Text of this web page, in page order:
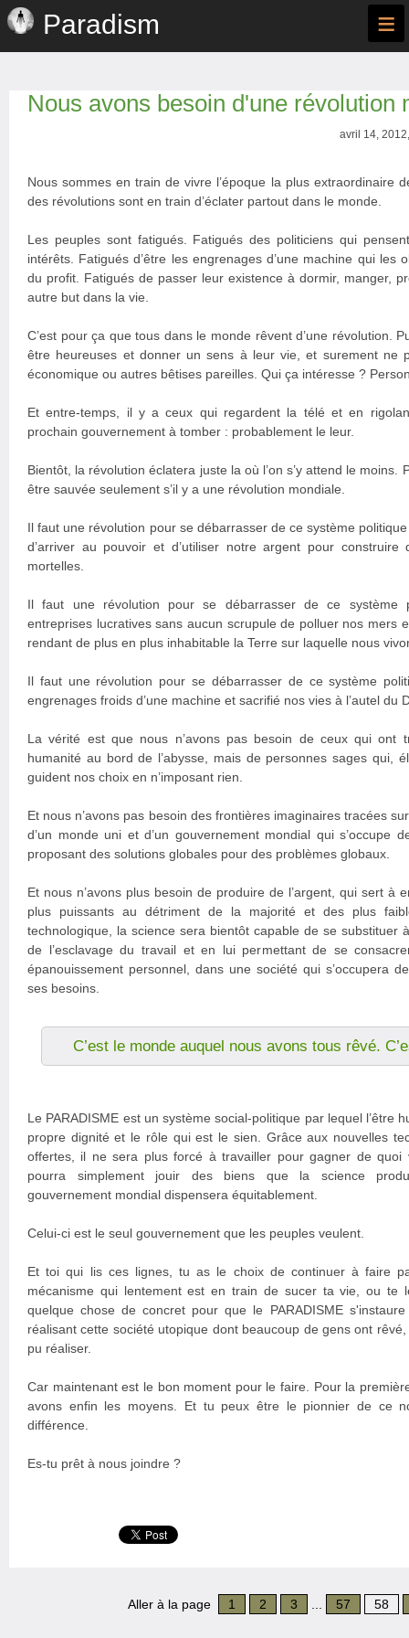
Paradism ≡
Nous avons besoin d'une révolution
avril 14,
Nous sommes en train de vivre l’époque la plus extraordinaire
des révolutions sont en train d’éclater partout dans le monde.
Les peuples sont fatigués. Fatigués des politiciens qui
intérêts. Fatigués d’être les engrenages d’une machine qui les
du profit. Fatigués de passer leur existence à dormir, manger,
autre but dans la vie.
C’est pour ça que tous dans le monde rêvent d’une révolution.
être heureuses et donner un sens à leur vie, et surement ne
économique ou autres bêtises pareilles. Qui ça intéresse ?
Et entre-temps, il y a ceux qui regardent la télé et en
prochain gouvernement à tomber : probablement le leur.
Bientôt, la révolution éclatera juste la où l’on s’y attend le moins.
être sauvée seulement s’il y a une révolution mondiale.
Il faut une révolution pour se débarrasser de ce système
d’arriver au pouvoir et d’utiliser notre argent pour
mortelles.
Il faut une révolution pour se débarrasser de ce système
entreprises lucratives sans aucun scrupule de polluer nos mers
rendant de plus en plus inhabitable la Terre sur laquelle nous
Il faut une révolution pour se débarrasser de ce système
engrenages froids d’une machine et sacrifié nos vies à l’autel du
La vérité est que nous n’avons pas besoin de ceux qui ont
humanité au bord de l’abysse, mais de personnes sages qui,
guident nos choix en n’imposant rien.
Et nous n’avons pas besoin des frontières imaginaires tracées
d’un monde uni et d’un gouvernement mondial qui s’occupe
proposant des solutions globales pour des problèmes globaux.
Et nous n’avons plus besoin de produire de l’argent, qui sert à
plus puissants au détriment de la majorité et des plus
technologique, la science sera bientôt capable de se substituer
de l’esclavage du travail et en lui permettant de se
épanouissement personnel, dans une société qui s’occupera
ses besoins.
C’est le monde auquel nous avons tous rêvé.
Le PARADISME est un système social-politique par lequel l’être
propre dignité et le rôle qui est le sien. Grâce aux nouvelles
offertes, il ne sera plus forcé à travailler pour gagner de quoi
pourra simplement jouir des biens que la science
gouvernement mondial dispensera équitablement.
Celui-ci est le seul gouvernement que les peuples veulent.
Et toi qui lis ces lignes, tu as le choix de continuer à faire
mécanisme qui lentement est en train de sucer ta vie, ou te
quelque chose de concret pour que le PARADISME
réalisant cette société utopique dont beaucoup de gens ont
pu réaliser.
Car maintenant est le bon moment pour le faire. Pour la
avons enfin les moyens. Et tu peux être le pionnier de ce
différence.
Es-tu prêt à nous joindre ?
Aller à la page 1 2 3 57 58